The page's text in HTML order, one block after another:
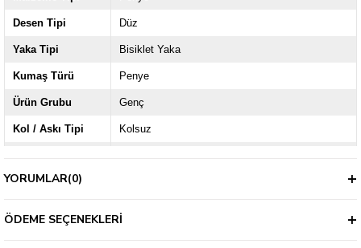
Desen Tipi Düz
Yaka Tipi Bisiklet Yaka
Kumaş Türü Penye
Ürün Grubu Genç
Kol / Askı Tipi Kolsuz
Kalınlık
YORUMLAR(0)
ÖDEME SEÇENEKLERI